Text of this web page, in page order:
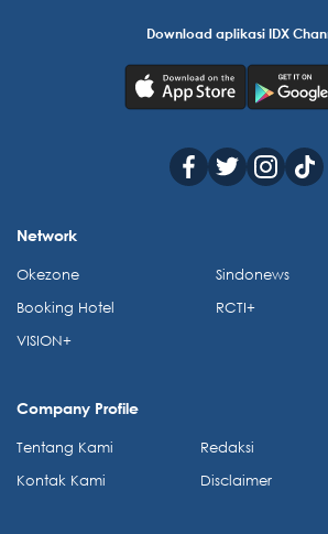
Download aplikasi IDX
Network
Okezone
Booking Hotel
VISION+
Sindonews
RCTI+
Company Profile
Tentang Kami
Kontak Kami
Redaksi
Disclaimer